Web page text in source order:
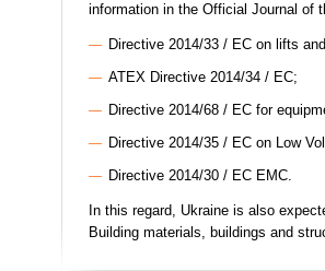
information in the Official Journal of
Directive 2014/33 / EC on lifts
ATEX Directive 2014/34 / EC;
Directive 2014/68 / EC for
Directive 2014/35 / EC on Low
Directive 2014/30 / EC EMC.
In this regard, Ukraine is also
Building materials, buildings and